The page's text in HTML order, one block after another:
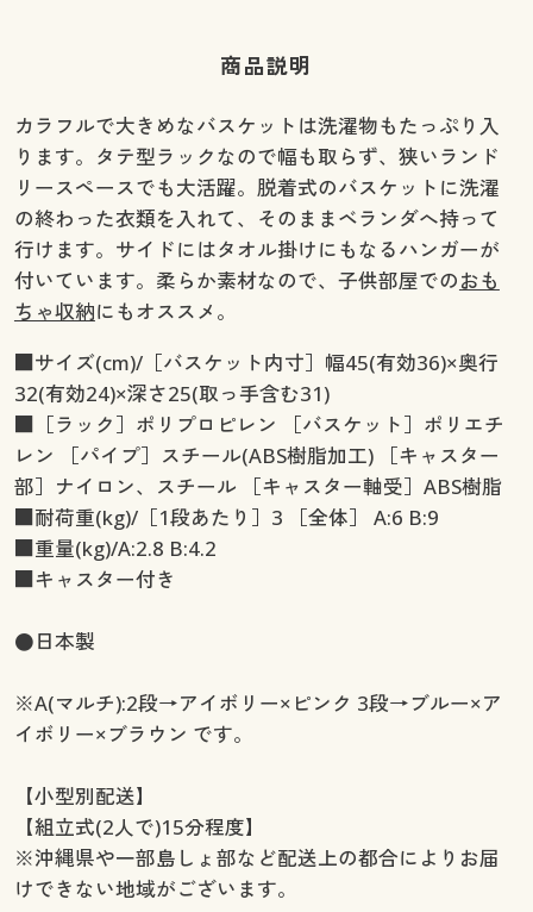
商品説明
カラフルで大きめなバスケットは洗濯物もたっぷり入
ります。タテ型ラックなので幅も取らず、狭いランド
リースペースでも大活躍。脱着式のバスケットに洗濯
の終わった衣類を入れて、そのままベランダへ持って
行けます。サイドにはタオル掛けにもなるハンガーが
付いています。柔らか素材なので、子供部屋でのおも
ちゃ収納にもオススメ。
■サイズ(cm)/［バスケット内寸］幅45(有効36)×奥行
32(有効24)×深さ25(取っ手含む31)
■［ラック］ポリプロピレン ［バスケット］ポリエチ
レン ［パイプ］スチール(ABS樹脂加工) ［キャスター
部］ナイロン、スチール ［キャスター軸受］ABS樹脂
■耐荷重(kg)/［1段あたり］3 ［全体］ A:6 B:9
■重量(kg)/A:2.8 B:4.2
■キャスター付き
●日本製
※A(マルチ):2段→アイボリー×ピンク 3段→ブルー×ア
イボリー×ブラウン です。
【小型別配送】
【組立式(2人で)15分程度】
※沖縄県や一部島しょ部など配送上の都合によりお届
けできない地域がございます。